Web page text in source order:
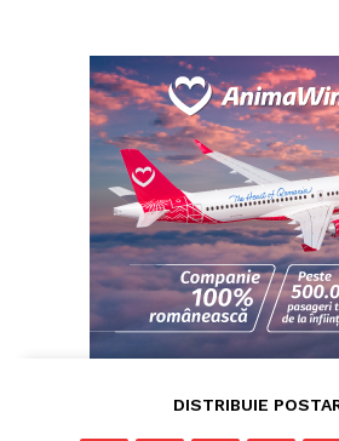
Pentru și mai
exclusiv!
DISTRIBUIE